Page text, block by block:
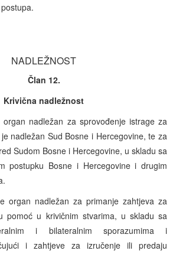
NADLEŽNOST
Član 12.
Krivična nadležnost
nadležan za sprovođenje istrage za
nadležan Sud Bosne i Hercegovine, te za
Sudom Bosne i Hercegovine, u skladu sa
postupku Bosne i Hercegovine i drugim
nadležan za primanje zahtjeva za
pomoć u krivičnim stvarima, u skladu sa
i bilateralnim sporazumima i
i zahtjeve za izručenje ili predaju